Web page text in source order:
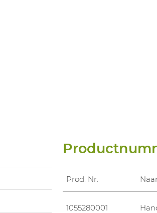
Prod. Nr.
1055280001